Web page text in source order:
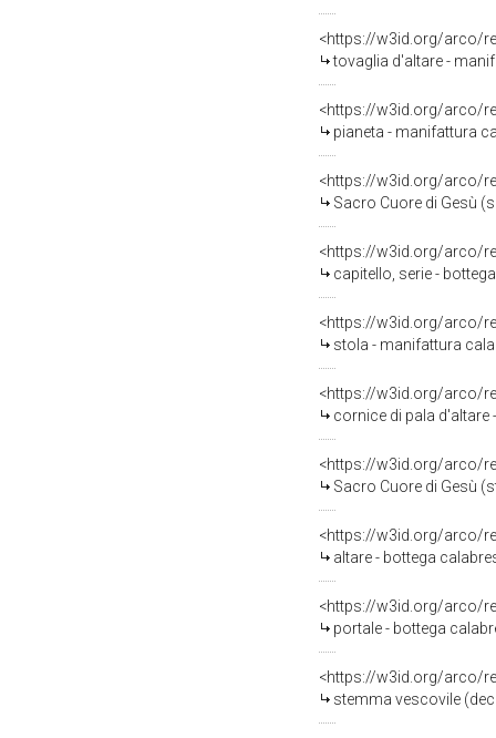
<https://w3id.org/arco/
tovaglia d'altare -
<https://w3id.org/arco/
pianeta - manifattura
<https://w3id.org/arco/
Sacro Cuore di Gesù
<https://w3id.org/arco/
capitello, serie -
<https://w3id.org/arco/
stola - manifattura
<https://w3id.org/arco/
cornice di pala d'altare
<https://w3id.org/arco/
Sacro Cuore di Gesù
<https://w3id.org/arco/
altare - bottega
<https://w3id.org/arco/
portale - bottega
<https://w3id.org/arco/
stemma vescovile